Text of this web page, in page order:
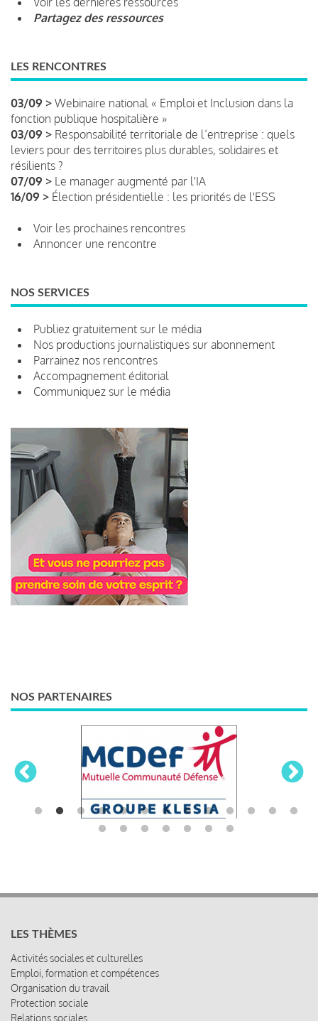
Partagez des ressources
LES RENCONTRES
03/09 > Webinaire national « Emploi et Inclusion dans la
fonction publique hospitalière »
03/09 > Responsabilité territoriale de l’entreprise : quels
leviers pour des territoires plus durables, solidaires et
résilients ?
07/09 > Le manager augmenté par l'IA
16/09 > Élection présidentielle : les priorités de l'ESS
Voir les prochaines rencontres
Annoncer une rencontre
NOS SERVICES
Publiez gratuitement sur le média
Nos productions journalistiques sur abonnement
Parrainez nos rencontres
Accompagnement éditorial
Communiquez sur le média
NOS PARTENAIRES
LES THÈMES
Activités sociales et culturelles
Emploi, formation et compétences
Organisation du travail
Protection sociale
Relations sociales